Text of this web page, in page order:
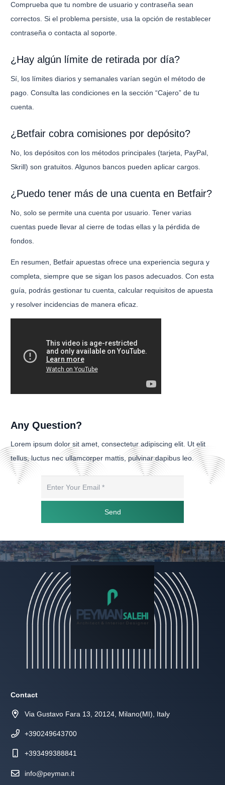
Comprueba que tu nombre de usuario y contraseña sean
correctos. Si el problema persiste, usa la opción de restablecer
contraseña o contacta al soporte.
¿Hay algún límite de retirada por día?
Sí, los límites diarios y semanales varían según el método de
pago. Consulta las condiciones en la sección “Cajero” de tu
cuenta.
¿Betfair cobra comisiones por depósito?
No, los depósitos con los métodos principales (tarjeta, PayPal,
Skrill) son gratuitos. Algunos bancos pueden aplicar cargos.
¿Puedo tener más de una cuenta en Betfair?
No, solo se permite una cuenta por usuario. Tener varias
cuentas puede llevar al cierre de todas ellas y la pérdida de
fondos.
En resumen, Betfair apuestas ofrece una experiencia segura y
completa, siempre que se sigan los pasos adecuados. Con esta
guía, podrás gestionar tu cuenta, calcular requisitos de apuesta
y resolver incidencias de manera eficaz.
Any Question?
Lorem ipsum dolor sit amet, consectetur adipiscing elit. Ut elit
tellus, luctus nec ullamcorper mattis, pulvinar dapibus leo.
Send
Contact
Via Gustavo Fara 13, 20124, Milano(MI), Italy
+390249643700
+393499388841
info@peyman.it